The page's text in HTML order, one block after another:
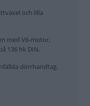
och lilla
med V6-motor,
136 hk DIN.
dörrhandtag.